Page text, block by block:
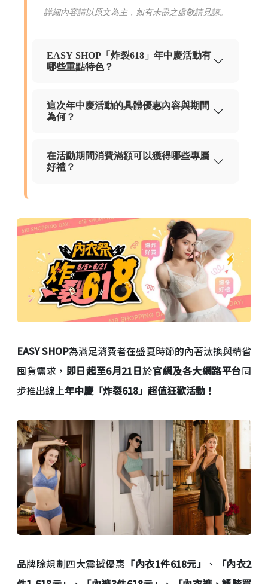
詳細內容請以原文為主，如有未盡之處敬請見諒。
EASY SHOP「炸裂618」年中慶活動有
哪些重點特色？
這次年中慶活動的具體優惠內容與期間
為何？
在活動期間消費滿額可以獲得哪些專屬
好禮？
EASY SHOP為滿足消費者在盛夏時節的內著汰換與精省
囤貨需求， 即日起至6月21日於官網及各大網路平台同
步推出線上年中慶「炸裂618」超值狂歡活動 ！
品牌除規劃四大震撼優惠 「內衣1件618元」 、
「內衣2